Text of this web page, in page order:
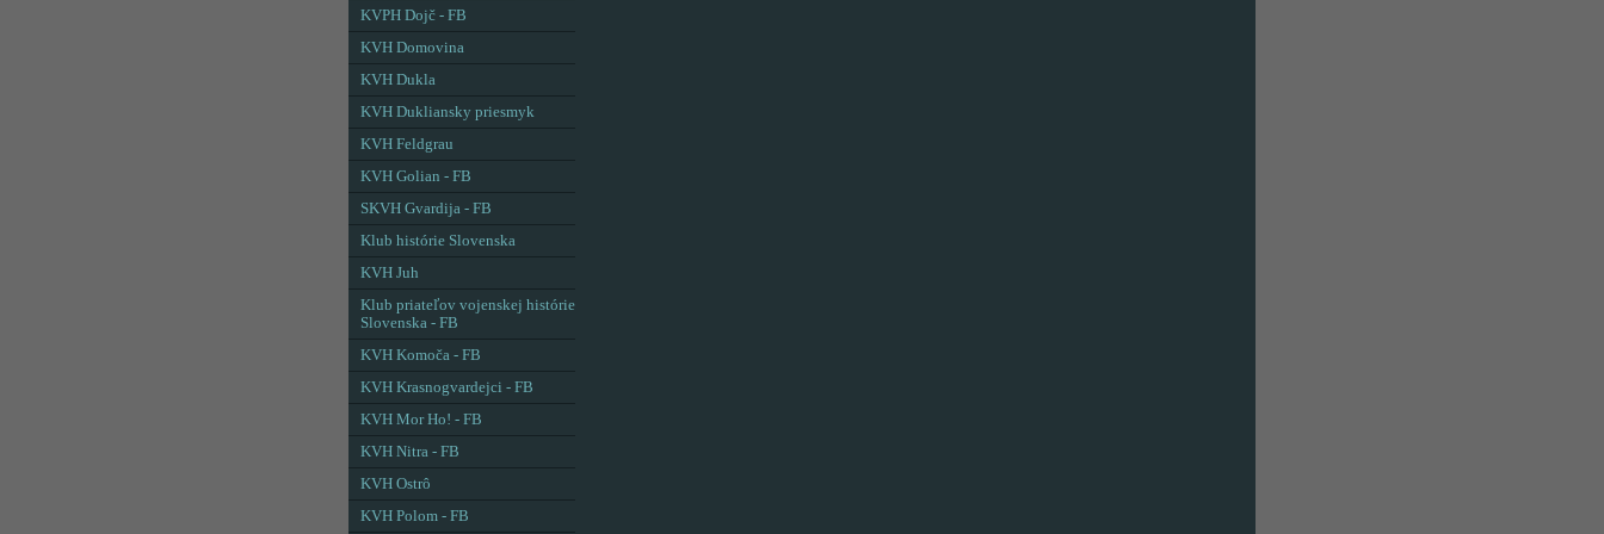
KVPH Dojč - FB
KVH Domovina
KVH Dukla
KVH Dukliansky priesmyk
KVH Feldgrau
KVH Golian - FB
SKVH Gvardija - FB
Klub histórie Slovenska
KVH Juh
Klub priateľov vojenskej histórie
Slovenska - FB
KVH Komoča - FB
KVH Krasnogvardejci - FB
KVH Mor Ho! - FB
KVH Nitra - FB
KVH Ostrô
KVH Polom - FB